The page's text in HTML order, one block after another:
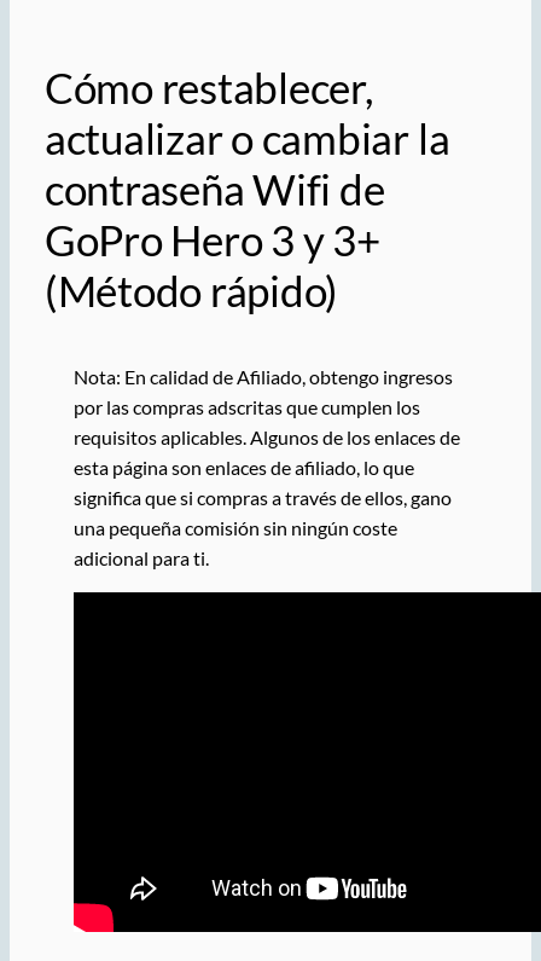
Cómo restablecer,
actualizar o cambiar la
contraseña Wifi de
GoPro Hero 3 y 3+
(Método rápido)
Nota: En calidad de Afiliado, obtengo ingresos
por las compras adscritas que cumplen los
requisitos aplicables. Algunos de los enlaces de
esta página son enlaces de afiliado, lo que
significa que si compras a través de ellos, gano
una pequeña comisión sin ningún coste
adicional para ti.